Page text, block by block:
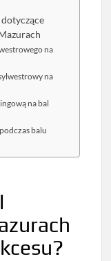
na
na
na bal
balu